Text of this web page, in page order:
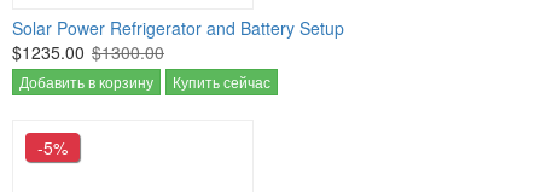
Solar Power Refrigerator and Battery Setup
$1235.00 $1300.00
Добавить в корзину Купить сейчас
-5%